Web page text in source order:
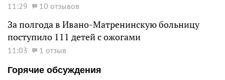
11:29 10 отзывов
За полгода в Ивано-Матренинскую больницу
поступило 111 детей с ожогами
11:03
1 отзыв
Горячие обсуждения